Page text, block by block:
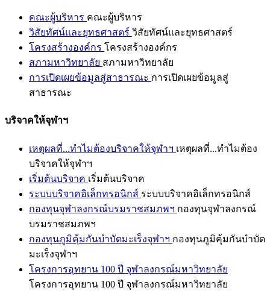
คณะผู้บริหาร คณะผู้บริหาร
วิสัยทัศน์และยุทธศาสตร์ วิสัยทัศน์และยุทธศาสตร์
โครงสร้างองค์กร โครงสร้างองค์กร
สภามหาวิทยาลัย สภามหาวิทยาลัย
การเปิดเผยข้อมูลสู่สาธารณะ การเปิดเผยข้อมูลสู่
สาธารณะ
บริจาคให้จุฬาฯ
เหตุผลที่...ทำไมต้องบริจาคให้จุฬาฯ เหตุผลที่...ทำไมต้อง
บริจาคให้จุฬาฯ
เริ่มต้นบริจาค เริ่มต้นบริจาค
ระบบบริจาคอิเล็กทรอนิกส์ ระบบบริจาคอิเล็กทรอนิกส์
กองทุนจุฬาลงกรณ์บรมราชสมภพฯ กองทุนจุฬาลงกรณ์
บรมราชสมภพฯ
กองทุนภูมิคุ้มกันบำบัดมะเร็งจุฬาฯ กองทุนภูมิคุ้มกันบำบัด
มะเร็งจุฬาฯ
โครงการอุทยาน 100 ปี จุฬาลงกรณ์มหาวิทยาลัย
โครงการอุทยาน 100 ปี จุฬาลงกรณ์มหาวิทยาลัย